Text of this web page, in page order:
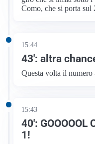
Como, che si porta sul
15:44
43′: altra
Questa volta il
15:43
40′: GOOOOOL
1!